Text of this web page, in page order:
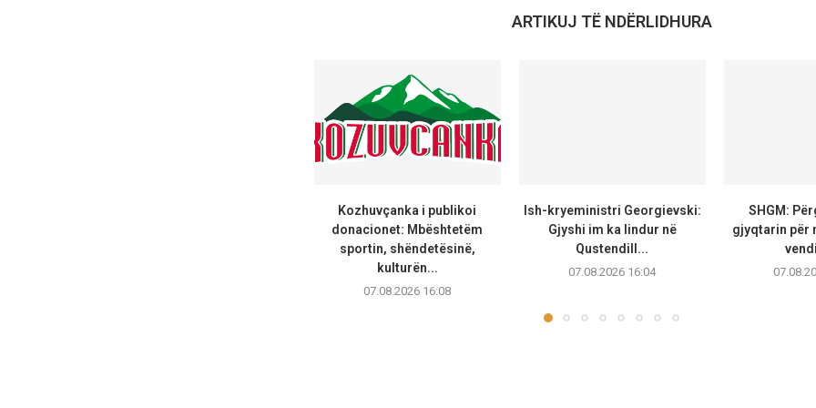
ARTIKUJ TË NDËRLIDHURA
Kozhuvçanka i publikoi
donacionet: Mbështetëm
sportin, shëndetësinë,
kulturën...
07.08.2026 16:08
Ish-kryeministri Georgievski:
Gjyshi im ka lindur në
Qustendill...
07.08.2026 16:04
SHGM:
gjyqtarin për